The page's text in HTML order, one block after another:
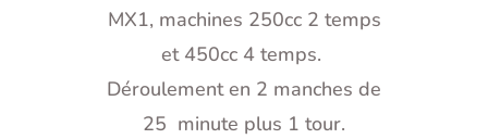
MX1, machines 250cc 2 temps
et 450cc 4 temps.
Déroulement en 2 manches de
25 minute plus 1 tour.